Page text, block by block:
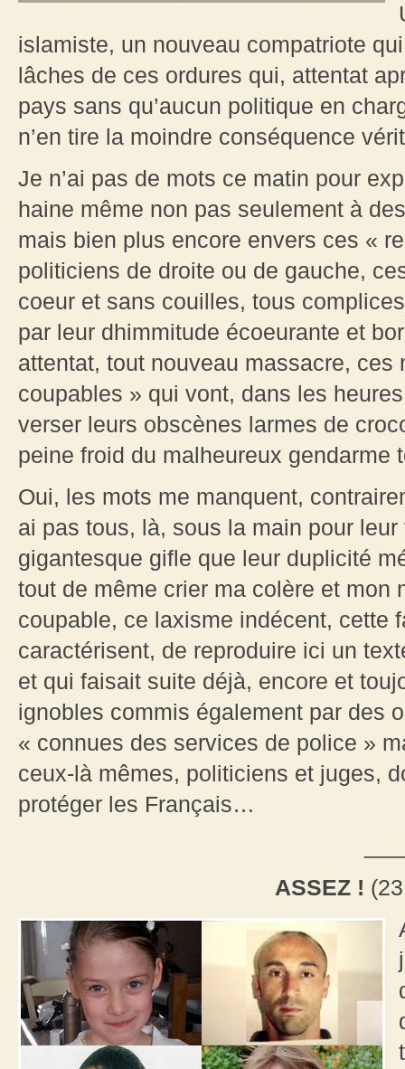
islamiste, un nouveau compatriote
lâches de ces ordures qui, attentat
pays sans qu’aucun politique en
n’en tire la moindre conséquence
Je n’ai pas de mots ce matin pour
haine même non pas seulement à
mais bien plus encore envers ces «
politiciens de droite ou de gauche,
coeur et sans couilles, tous
par leur dhimmitude écoeurante et
attentat, tout nouveau massacre,
coupables » qui vont, dans les
verser leurs obscènes larmes de
peine froid du malheureux gendarme
Oui, les mots me manquent,
ai pas tous, là, sous la main pour
gigantesque gifle que leur duplicité
tout de même crier ma colère et mon
coupable, ce laxisme indécent, cette
caractérisent, de reproduire ici un
et qui faisait suite déjà, encore et
ignobles commis également par des
« connues des services de police »
ceux-là mêmes, politiciens et juges,
protéger les Français…
ASSEZ !